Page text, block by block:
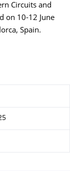
Circuits and
on 10-12 June
Spain.